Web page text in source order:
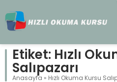
Etiket: Hızlı
Salıpazarı
Anasayfa » Hızlı Okuma Kursu